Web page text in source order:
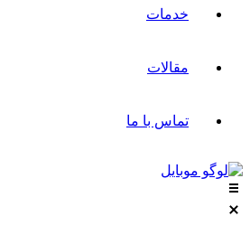
خدمات
مقالات
تماس با ما